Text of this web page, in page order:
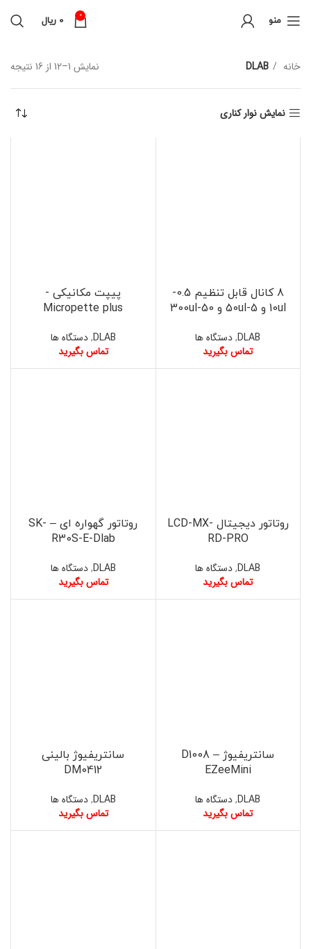
منو 0
0 ریال
خانه DLAB نمایش 1–12 از 16 نتیجه
نمایش نوار کناری
8 کانال قابل تنظیم 0.5-
10ul و 5-50ul و 50-300ul
DLAB
,دستگاه ها
تماس بگیرید
پیپت مکانیکی -
Micropette plus
DLAB
,دستگاه ها
تماس بگیرید
روتاتور دیجیتال LCD-MX-
RD-PRO
DLAB
,دستگاه ها
تماس بگیرید
روتاتور گهواره ای – SK-
R30S-E-Dlab
DLAB
,دستگاه ها
تماس بگیرید
سانتریفیوژ – D1008
EZeeMini
DLAB
,دستگاه ها
تماس بگیرید
سانتریفیوژ بالینی
DM0412
DLAB
,دستگاه ها
تماس بگیرید